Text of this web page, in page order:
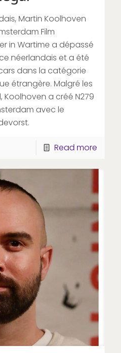
Martin Koolhoven
Film
in Wartime a dépassé
néerlandais et a été
dans la catégorie
étrangère. Malgré les
Koolhoven a créé N279
avec le
Read more